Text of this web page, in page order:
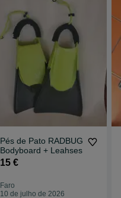
Pés de Pato RADBUG
Bodyboard + Leahses
15 €
Faro
10 de julho de 2026